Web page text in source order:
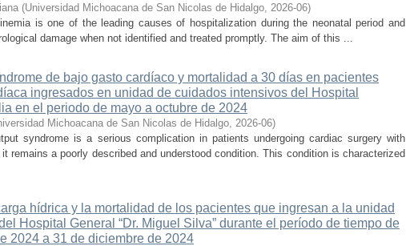
(Universidad Michoacana de San Nicolas de Hidalgo, 2026-06)
is one of the leading causes of hospitalization during the neonatal period and
damage when not identified and treated promptly. The aim of this ...
de bajo gasto cardíaco y mortalidad a 30 días en pacientes
ingresados en unidad de cuidados intensivos del Hospital
en el periodo de mayo a octubre de 2024
Michoacana de San Nicolas de Hidalgo, 2026-06)
syndrome is a serious complication in patients undergoing cardiac surgery with
remains a poorly described and understood condition. This condition is characterized
hídrica y la mortalidad de los pacientes que ingresan a la unidad
Hospital General “Dr. Miguel Silva” durante el período de tiempo de
2024 a 31 de diciembre de 2024